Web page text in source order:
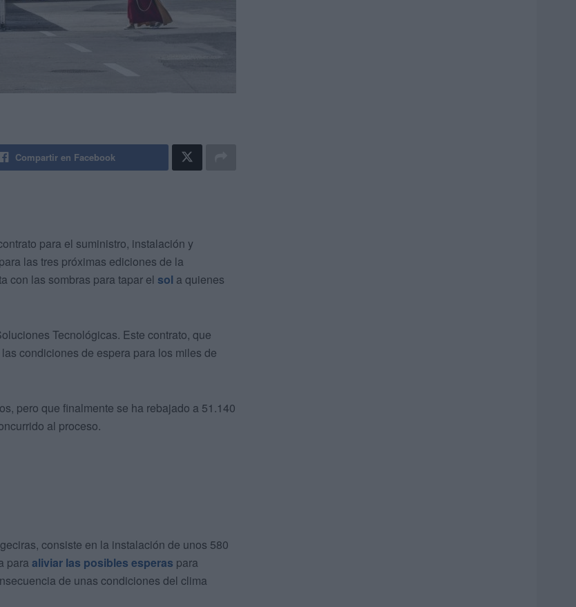
Compartir en Facebook
para el suministro, instalación y
las tres próximas ediciones de la
con las sombras para tapar el sol a quienes
Tecnológicas. Este contrato, que
condiciones de espera para los miles de
pero que finalmente se ha rebajado a 51.140
al proceso.
consiste en la instalación de unos 580
para aliviar las posibles esperas para
de unas condiciones del clima